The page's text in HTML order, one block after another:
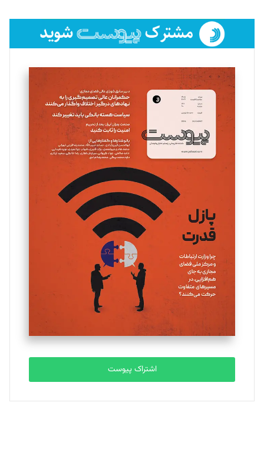
فائزه فتحی رستمی
تحریریه
سروش کرمیان
تحریریه
مینا پاکدل
یسنا امان‌پور
تحریریه
ملینا جعفری
تحریریه
مصطفی مسجدی آرانی
تحریریه
بابک نقاش
تحریریه
اشتراک پیوست